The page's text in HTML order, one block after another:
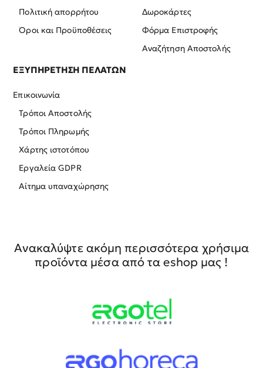
Πολιτική απορρήτου
Όροι και Προϋποθέσεις
Δωροκάρτες
Φόρμα Επιστροφής
Αναζήτηση Αποστολής
ΕΞΥΠΗΡΕΤΗΣΗ ΠΕΛΑΤΩΝ
Επικοινωνία
Τρόποι Αποστολής
Τρόποι Πληρωμής
Χάρτης ιστοτόπου
Εργαλεία GDPR
Αίτημα υπαναχώρησης
Ανακαλύψτε ακόμη περισσότερα χρήσιμα
προϊόντα μέσα από τα eshop μας !